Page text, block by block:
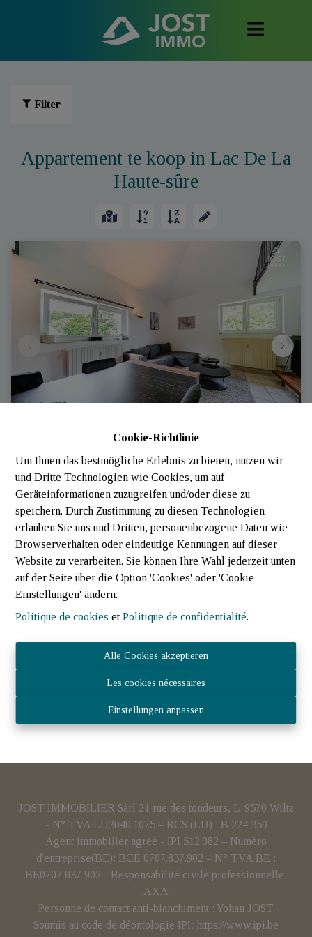
Cookie-Richtlinie
Um Ihnen das bestmögliche Erlebnis zu bieten, nutzen wir
und Dritte Technologien wie Cookies, um auf
Geräteinformationen zuzugreifen und/oder diese zu
speichern. Durch Zustimmung zu diesen Technologien
erlauben Sie uns und Dritten, personenbezogene Daten wie
Browserverhalten oder eindeutige Kennungen auf dieser
Website zu verarbeiten. Sie können Ihre Wahl jederzeit unten
auf der Seite über die Option 'Cookies' oder 'Cookie-
Einstellungen' ändern.
Politique de cookies etPolitique de confidentialité.
Alle Cookies akzeptieren
Les cookies nécessaires
Einstellungen anpassen
Filter
Appartement te koop in Lac De La
Haute-sûre
Appartement
Rue Abbé Welter 6, 9660 Lac De La Haute-Sûre
(Luxembourg) | Ref: 3271
€ 275.000
61 m²
JOST IMMOBILIER Sàrl 21 rue des tondeurs, L-9570 Wiltz
- N° TVA LU3040.1075 – RCS (LU) : B 224 359
Agent immobilier agréé - IPI 512.082 – Numéro
d'entreprise(BE): BCE 0707.837.902 – N° TVA BE :
BE0707 837 902 - Responsabilité civile professionnelle:
AXA
Personne de contact anti-blanchiment : Yohan JOST
Soumis au code de déontologie IPI: https://www.ipi.be